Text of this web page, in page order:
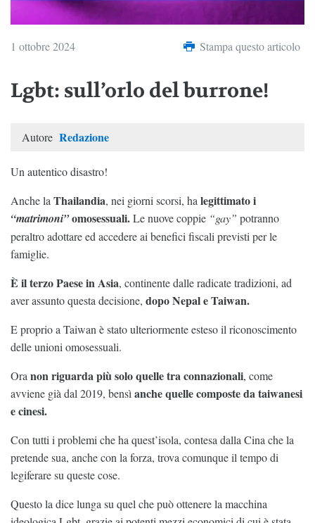
1 ottobre 2024 Stampa questo articolo
Lgbt: sull’orlo del burrone!
Autore Redazione
Un autentico disastro!
Anche la Thailandia, nei giorni scorsi, ha legittimato i
“matrimoni”omosessuali.Le nuove coppie “gay” potranno
peraltro adottare ed accedere ai benefici fiscali previsti per le
famiglie.
È il terzo Paese in Asia, continente dalle radicate tradizioni, ad
aver assunto questa decisione, dopo Nepal e Taiwan.
E proprio a Taiwan è stato ulteriormente esteso il riconoscimento
delle unioni omosessuali.
Ora non riguarda più solo quelle tra connazionali, come
avviene già dal 2019, bensì anche quelle composte da taiwanesi
e cinesi.
Con tutti i problemi che ha quest’isola, contesa dalla Cina che la
pretende sua, anche con la forza, trova comunque il tempo di
legiferare su queste cose.
Questo la dice lunga su quel che può ottenere la macchina